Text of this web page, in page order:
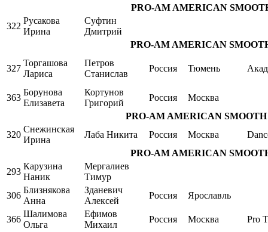
PRO-AM AMERICAN
322
Русакова
Ирина
Суфтин
Дмитрий
PRO-AM AMERICAN
327
Торгашова
Лариса
Петров
Станислав
Россия Тюмень
363
Борунова
Елизавета
Кортунов
Григорий
Россия
Москва
PRO-AM AMERICAN SMOOTH
320
Снежинская
Ирина
Лаба Никита Россия Москва
PRO-AM AMERICAN
293
Карузина
Наник
Мергалиев
Тимур
306
Близнякова
Анна
Зданевич
Алексей
Россия Ярославль
366
Шалимова
Ольга
Ефимов
Михаил
Россия Москва
Pro